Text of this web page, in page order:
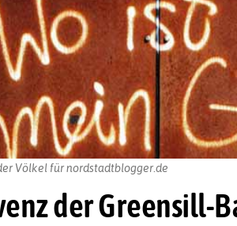
der Greensill-
Völkel für nordstadtblogger.de